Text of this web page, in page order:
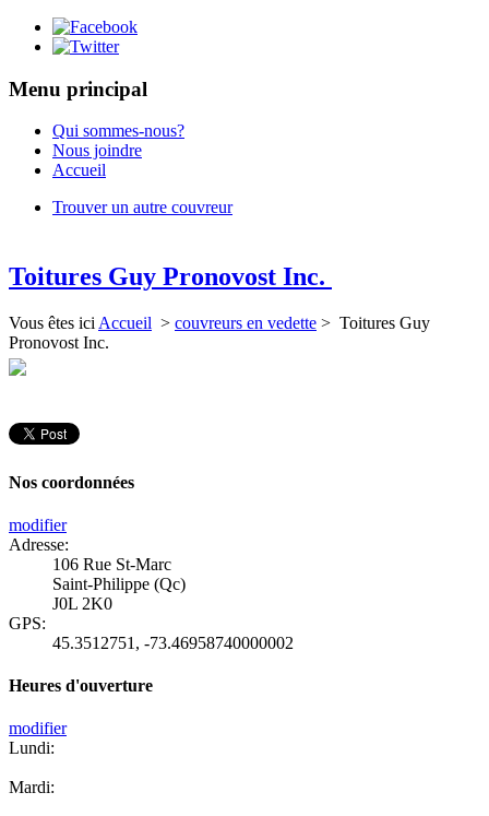
Menu principal
Qui sommes-nous?
Nous joindre
Accueil
Trouver un autre couvreur
Toitures Guy Pronovost Inc.
Vous êtes ici Accueil > couvreurs en vedette > Toitures Guy
Pronovost Inc.
Nos coordonnées
modifier
Adresse:
106 Rue St-Marc
Saint-Philippe (Qc)
J0L 2K0
GPS:
45.3512751 , -73.46958740000002
Heures d'ouverture
modifier
Lundi:
Mardi: